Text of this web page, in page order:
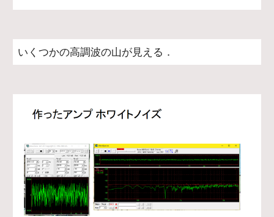
いくつかの高調波の山が見える．